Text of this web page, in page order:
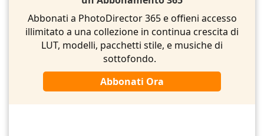
Abbonati a PhotoDirector 365 e offieni accesso
illimitato a una collezione in continua crescita di
LUT, modelli, pacchetti stile, e musiche di
sottofondo.
Abbonati Ora